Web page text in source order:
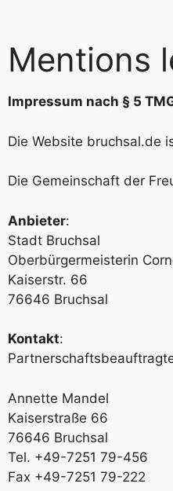
Mentions
Impressum nach § 5
Die Website bruchsal.de
Die Gemeinschaft der
Anbieter:
Stadt Bruchsal
Oberbürgermeisterin
Kaiserstr. 66
76646 Bruchsal
Kontakt:
Annette Mandel
Kaiserstraße 66
76646 Bruchsal
Tel. +49-7251 79-456
Fax +49-7251 79-222